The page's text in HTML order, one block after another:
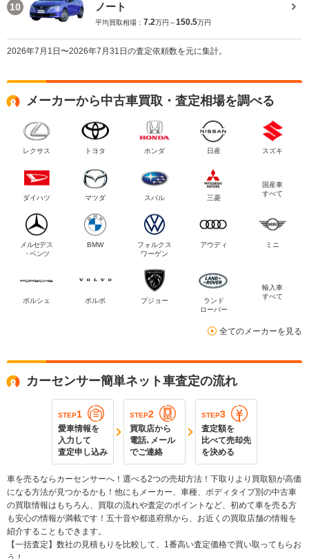
10 ノート
平均買取相場： 7.2万円～150.5万円
2026年7月1日〜2026年7月31日の査定依頼数を元に集計。
メーカーから中古車買取・査定相場を調べる
レクサス トヨタ ホンダ 日産 スズキ
ダイハツ マツダ スバル 三菱
国産車
すべて
メルセデス
・ベンツ
BMW
フォルクス
ワーゲン
アウディ ミニ
ポルシェ ボルボ プジョー
ランド
ローバー
輸入車
すべて
全てのメーカーを見る
カーセンサー簡単ネット車査定の流れ
STEP1
愛車情報を
入力して
査定申し込み
STEP2
買取店から
電話､メール
でご連絡
STEP3
査定額を
比べて売却先
を決める
車を売るならカーセンサーへ！選べる2つの売却方法！下取りより買取額が高価
になる方法が見つかるかも！他にもメーカー、車種、ボディタイプ別の中古車
の買取情報はもちろん、買取の流れや査定のポイントなど、初めて車を売る方
も安心の情報が満載です！五十音や都道府県から、お近くの買取店舗の情報を
紹介することもできます。
【一括査定】数社の見積もりを比較して、1番高い査定価格で買い取ってもらお